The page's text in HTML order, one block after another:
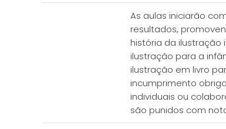
As aulas iniciarão
resultados,
história da ilustração
ilustração para a
ilustração em livro
incumprimento
individuais ou
são punidos com